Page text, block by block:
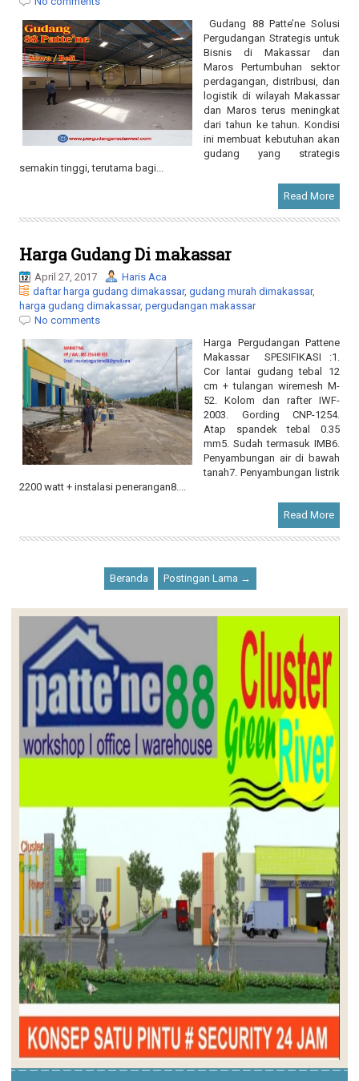
Maros Pertumbuhan sektor
perdagangan, distribusi, dan
logistik di wilayah Makassar
dan Maros terus meningkat
dari tahun ke tahun. Kondisi
ini membuat kebutuhan akan
gudang yang strategis
semakin tinggi, terutama bagi...
Read More
daftar harga gudang dimakassar
harga gudang dimakassar,pergudangan makassar
No comments
Harga Pergudangan Pattene
Makassar SPESIFIKASI :1.
cm + tulangan wiremesh M-
52. Kolom dan rafter IWF-
2003. Gording CNP-1254.
Atap spandek tebal 0.35
mm5. Sudah termasuk IMB6.
Penyambungan air di bawah
tanah7. Penyambungan listrik
2200 watt + instalasi penerangan8....
Read More
Pergudangan Parangloe Natura by FKS